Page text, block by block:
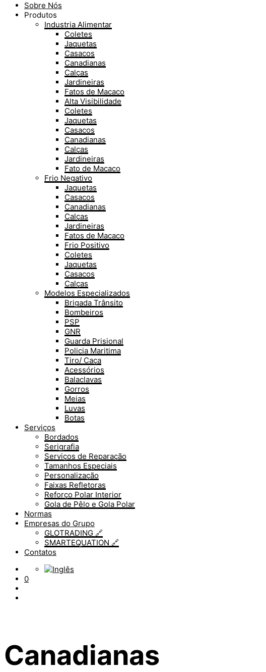
Sobre Nós
Produtos
Industria Alimentar
Coletes
Jaquetas
Casacos
Canadianas
Calças
Jardineiras
Fatos de Macaco
Alta Visibilidade
Coletes
Jaquetas
Casacos
Canadianas
Calças
Jardineiras
Fato de Macaco
Frio Negativo
Jaquetas
Casacos
Canadianas
Calças
Jardineiras
Fatos de Macaco
Frio Positivo
Coletes
Jaquetas
Casacos
Calças
Modelos Especializados
Brigada Trânsito
Bombeiros
PSP
GNR
Guarda Prisional
Policia Maritima
Tiro/ Caça
Acessórios
Balaclavas
Gorros
Meias
Luvas
Botas
Serviços
Bordados
Serigrafia
Serviços de Reparação
Tamanhos Especiais
Personalização
Faixas Refletoras
Reforço Polar Interior
Gola de Pêlo e Gola Polar
Normas
Empresas do Grupo
GLOTRADING 🔗
SMARTEQUATION 🔗
Contatos
0
Canadianas